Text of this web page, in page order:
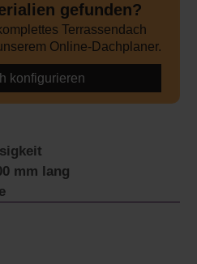
gefunden?
Terrassendach
Online-Dachplaner.
konfigurieren
mm lang